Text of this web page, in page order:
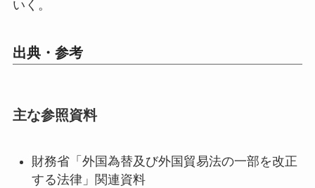
いく。
出典・参考
主な参照資料
財務省「外国為替及び外国貿易法の一部を改正
する法律」関連資料